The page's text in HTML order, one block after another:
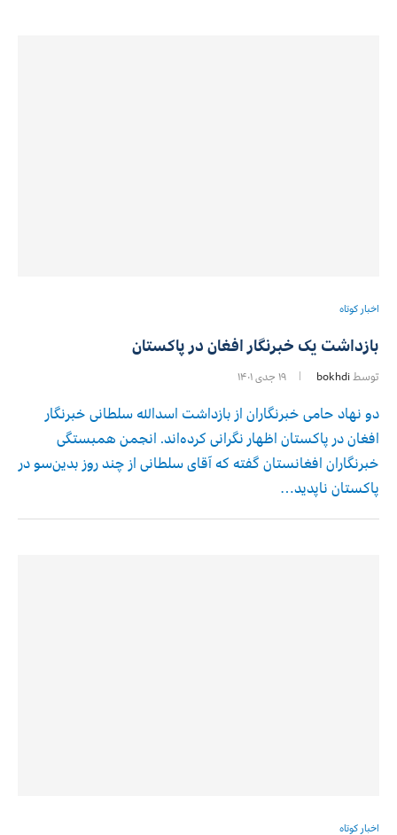
اخبار کوتاه
بازداشت یک خبرنگار افغان در پاکستان
توسط bokhdi ۱۹ جدی ۱۴۰۱
دو نهاد حامی خبرنگاران از بازداشت اسدالله‌ سلطانی خبرنگار
افغان در پاکستان اظهار نگرانی کرده‌اند. انجمن همبستگی
خبرنگاران افغانستان گفته که آقای سلطانی از چند روز بدین‌سو در
پاکستان ناپدید…
اخبار کوتاه